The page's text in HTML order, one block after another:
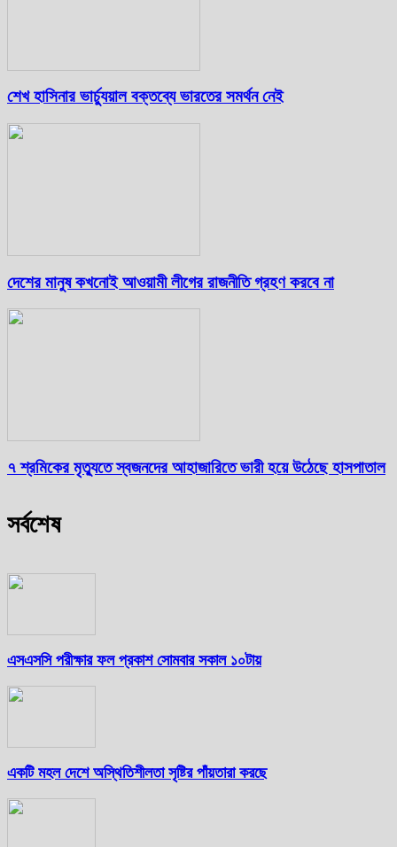
শেখ হাসিনার ভার্চ্যুয়াল বক্তব্যে ভারতের সমর্থন নেই
দেশের মানুষ কখনোই আওয়ামী লীগের রাজনীতি গ্রহণ করবে না
৭ শ্রমিকের মৃত্যুতে স্বজনদের আহাজারিতে ভারী হয়ে উঠেছে হাসপাতাল
সর্বশেষ
এসএসসি পরীক্ষার ফল প্রকাশ সোমবার সকাল ১০টায়
একটি মহল দেশে অস্থিতিশীলতা সৃষ্টির পাঁয়তারা করছে